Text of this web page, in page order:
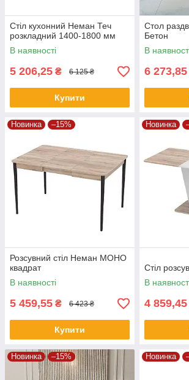
Стіл кухонний Неман Теч
розкладний 1400-1800 мм
В наявності
5 206,25 ₴ 6 125 ₴
Купити
Стол
Бетон
В
6 273,85
Новинка –15%
Розсувний стіл Неман МОНО
квадрат
В наявності
5 459,55 ₴ 6 423 ₴
Купити
Новинка
Стіл
В
4 859,45
Новинка –15% Новинка